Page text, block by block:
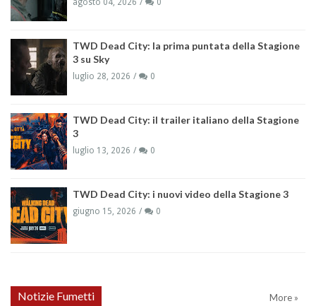
agosto 04, 2026 0
TWD Dead City: la prima puntata della Stagione
3 su Sky
luglio 28, 2026 0
TWD Dead City: il trailer italiano della Stagione
3
luglio 13, 2026 0
TWD Dead City: i nuovi video della Stagione 3
giugno 15, 2026 0
Notizie Fumetti More »